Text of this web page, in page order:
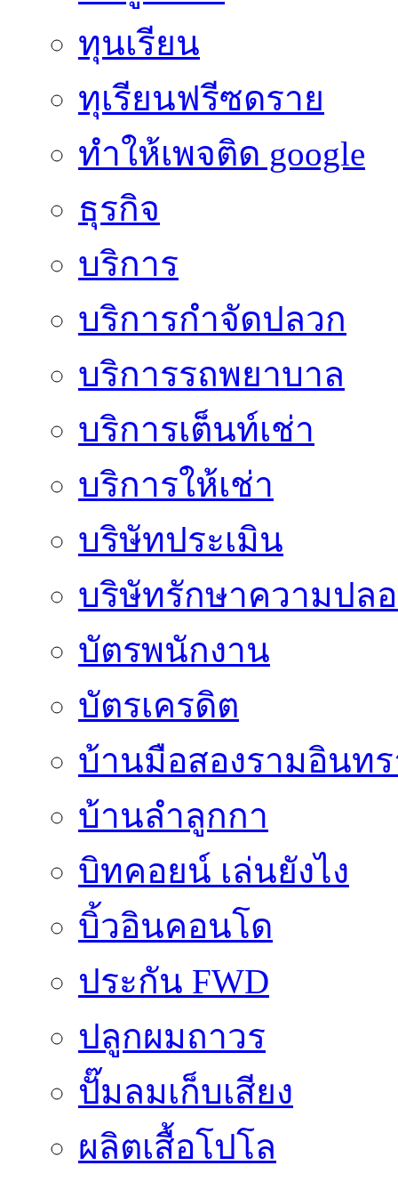
ทุนเรียน
ทุเรียนฟรีซดราย
ทําให้เพจติด google
ธุรกิจ
บริการ
บริการกำจัดปลวก
บริการรถพยาบาล
บริการเต็นท์เช่า
บริการให้เช่า
บริษัทประเมิน
บริษัทรักษาความปล
บัตรพนักงาน
บัตรเครดิต
บ้านมือสองรามอินท
บ้านลำลูกกา
บิทคอยน์ เล่นยังไง
บิ้วอินคอนโด
ประกัน FWD
ปลูกผมถาวร
ปั๊มลมเก็บเสียง
ผลิตเสื้อโปโล